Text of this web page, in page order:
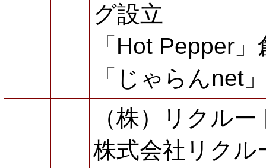
グ設立
「Hot Pepper」
「じゃらんnet
（株）リクル
株式会社リク